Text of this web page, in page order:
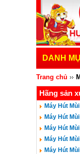
DANH
Trang chủ
Hãng sản
Máy Hút
Máy Hút
Máy Hút
Máy Hút
Máy Hút Mùi